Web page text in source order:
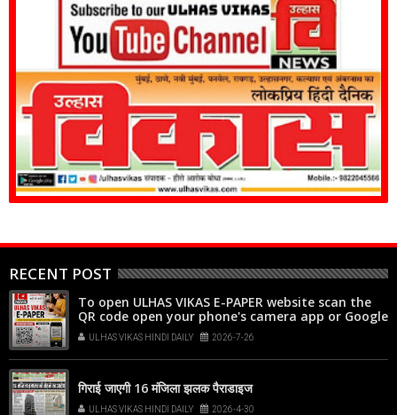
RECENT POST
To open ULHAS VIKAS E-PAPER website scan the
QR code open your phone's camera app or Google
Lens, point it at the code, and tap the web link
popup that appears on your screen
ULHAS VIKAS HINDI DAILY 2026-7-26
गिराई जाएगी 16 मंजिला झलक पैराडाइज
ULHAS VIKAS HINDI DAILY 2026-4-30